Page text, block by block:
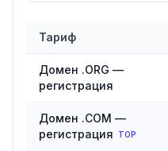
Тариф
Домен .ORG —
регистрация
Домен .COM —
регистрация
TOP